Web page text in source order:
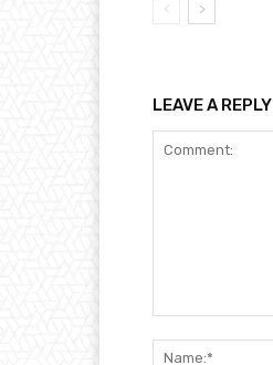
LEAVE A REPLY